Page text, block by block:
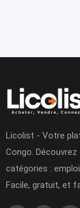
Licolist - Votre
Congo. Découvrez
catégories :
Facile, gratuit, et